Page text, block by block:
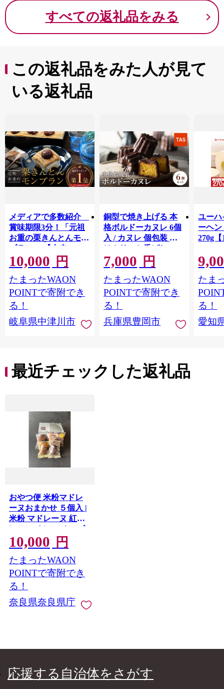
すべての返礼品をみる
この返礼品をみた人が見て
いる返礼品
メディアで多数紹介
賞味期限3分！「元祖
お重の栗きんとんモン
ブラン」 【未来のご
褒美】スイーツ 栗 モ
ンブラン くりきんと
ん デザート ご褒美 お
取り寄せ くり お菓子
10,000 円
たまったWAON
POINTで寄附でき
る！
岐阜県中津川市
銅型で焼き上げる 本
格ボルドーカヌレ 6個
入 / カヌレ 個包装 外
はカリッと香ばしい
中はもっちり ラム酒
バニラ お取り寄せ ス
イーツ 焼き菓子 詰め
合わせ ホワイトデー
お返し 冷凍 手作り 化
粧箱入り ギフト TAS
BAKE
7,000 円
たまったWAON
POINTで寄附でき
る！
兵庫県豊岡市
ユーハ
ーヘ
270g【
たま
る！
愛知
最近チェックした返礼品
おやつ便 米粉マドレ
ーヌおまかせ ５個入 |
米粉 マドレーヌ 紅茶
レモン オレンジ ユズ
＆チョコ 季節のマド
レーヌ
10,000 円
たまったWAON
POINTで寄附でき
る！
奈良県奈良県庁
応援する自治体をさがす